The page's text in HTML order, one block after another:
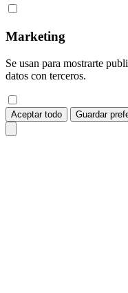
Marketing
Se usan para mostrarte
datos con terceros.
Aceptar todo Guardar